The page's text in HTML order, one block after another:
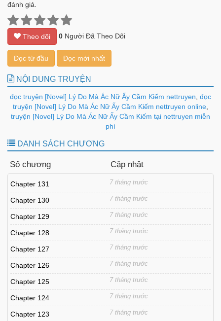
đánh giá.
Theo dõi 0 Người Đã Theo Dõi
Đọc từ đầu Đọc mới nhất
NỘI DUNG TRUYỆN
đọc truyện [Novel] Lý Do Mà Ác Nữ Ấy Cầm Kiếm nettruyen đọc
truyện [Novel] Lý Do Mà Ác Nữ Ấy Cầm Kiếm nettruyen online
truyện [Novel] Lý Do Mà Ác Nữ Ấy Cầm Kiếm tại nettruyen miễn
phí
DANH SÁCH CHƯƠNG
Số chương Cập nhật
Chapter 131 7 tháng trước
Chapter 130 7 tháng trước
Chapter 129 7 tháng trước
Chapter 128 7 tháng trước
Chapter 127 7 tháng trước
Chapter 126 7 tháng trước
Chapter 125 7 tháng trước
Chapter 124 7 tháng trước
Chapter 123 7 tháng trước